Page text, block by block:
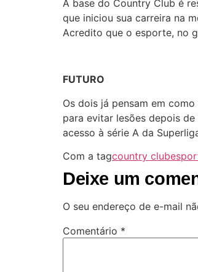
A base do Country Club é
que iniciou sua carreira na
Acredito que o esporte, no
FUTURO
Os dois já pensam em
para evitar lesões depois
acesso à série A da
Com a tagcountry club
Deixe um
O seu endereço de e-mail
Comentário *